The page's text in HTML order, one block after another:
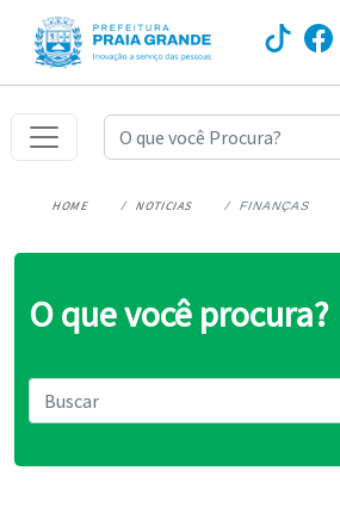
HOME NOTICIAS FINANÇAS
O que você procura?